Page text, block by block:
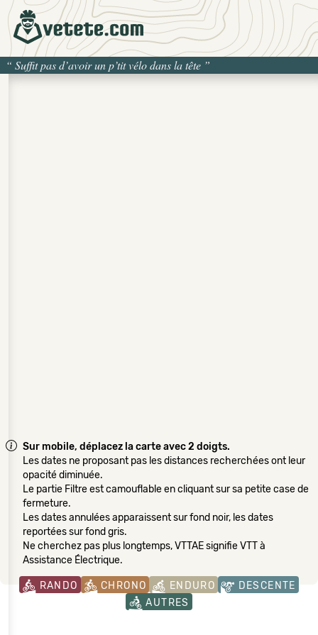
“ Suffit pas d’avoir un p’tit vélo dans la tête ”
Sur mobile, déplacez la carte avec 2 doigts.
Les dates ne proposant pas les distances recherchées ont leur
opacité diminuée.
Le partie Filtre est camouflable en cliquant sur sa petite case de
fermeture.
Les dates annulées apparaissent sur fond noir, les dates
reportées sur fond gris.
Ne cherchez pas plus longtemps, VTTAE signifie VTT à
Assistance Électrique.
RANDO CHRONO ENDURO
DESCENTE
AUTRES